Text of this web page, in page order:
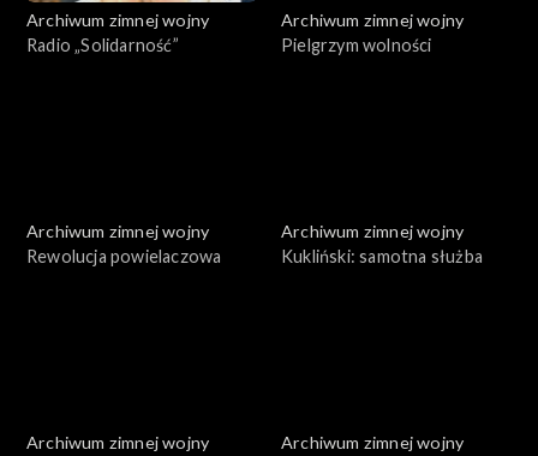
Archiwum zimnej wojny
Radio „Solidarność”
Archiwum zimnej wojny
Pielgrzym wolności
Archiwum zimnej wojny
Rewolucja powielaczowa
Archiwum zimnej wojny
Kukliński: samotna służba
Archiwum zimnej wojny
Archiwum zimnej wojny